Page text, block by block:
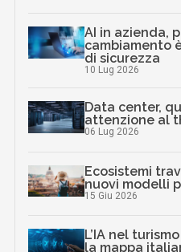
AI in azienda,
cambiamento
di sicurezza
10 Lug 2026
Data center,
attenzione al
06 Lug 2026
Ecosistemi
nuovi modelli
15 Giu 2026
L’IA nel
la mappa